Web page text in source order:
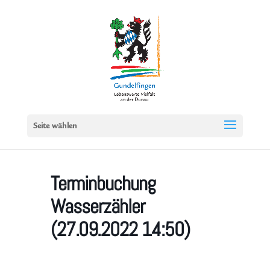
Seite wählen
Terminbuchung
Wasserzähler
(27.09.2022 14:50)